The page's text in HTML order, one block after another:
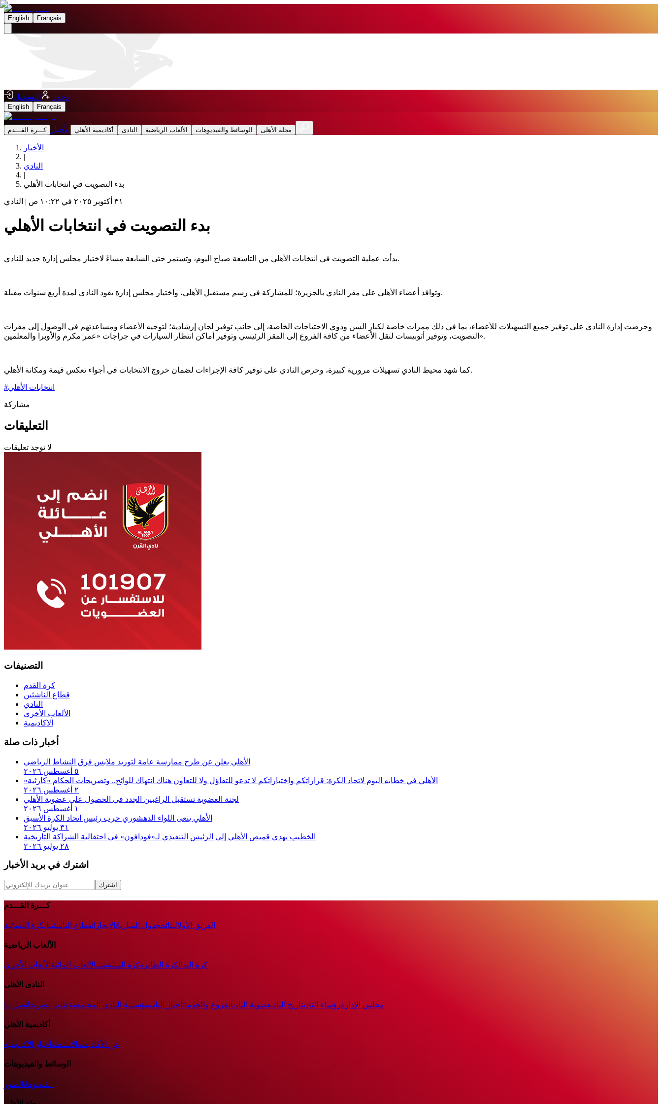
English Français
دخول التسجيل
English Français
كـــرة القـــدم الأخبار أكاديمية الأهلي النادى الألعاب الرياضية الوسائط والفيديوهات مجلة الأهلى
الأخبار
|
النادي
|
بدء التصويت في انتخابات الأهلي
٣١ أكتوبر ٢٠٢٥ في ١٠:٢٢ ص | النادي
بدء التصويت في انتخابات الأهلي
بدأت عملية التصويت في انتخابات الأهلي من التاسعة صباح اليوم، وتستمر حتى السابعة مساءً لاختيار مجلس إدارة جديد للنادي.
وتوافد أعضاء الأهلي على مقر النادي بالجزيرة؛ للمشاركة في رسم مستقبل الأهلي، واختيار مجلس إدارة يقود النادي لمدة أربع سنوات مقبلة.
وحرصت إدارة النادي على توفير جميع التسهيلات للأعضاء، بما في ذلك ممرات خاصة لكبار السن وذوي الاحتياجات الخاصة، إلى جانب توفير لجان إرشادية؛ لتوجيه الأعضاء ومساعدتهم في الوصول إلى مقرات
التصويت، وتوفير أتوبيسات لنقل الأعضاء من كافة الفروع إلى المقر الرئيسي وتوفير أماكن انتظار السيارات في جراجات «عمر مكرم والأوبرا والمعلمين».
كما شهد محيط النادي تسهيلات مرورية كبيرة، وحرص النادي على توفير كافة الإجراءات لضمان خروج الانتخابات في أجواء تعكس قيمة ومكانة الأهلي.
#انتخابات الأهلي
مشاركة
التعليقات
لا توجد تعليقات
التصنيفات
كرة القدم
قطاع الناشئين
النادي
الألعاب الأخرى
الاكاديمية
أخبار ذات صلة
الأهلي يعلن عن طرح ممارسة عامة لتوريد ملابس فرق النشاط الرياضي
٥ أغسطس ٢٠٢٦
الأهلي في خطابه اليوم لاتحاد الكرة:‏ قراراتكم واختياراتكم لا تدعو للتفاؤل ولا للتعاون هناك انتهاك للوائح.. وتصريحات الحكام «كارثية»‏
٢ أغسطس ٢٠٢٦
لجنة العضوية تستقبل الراغبين الجدد في الحصول على عضوية الأهلي
١ أغسطس ٢٠٢٦
الأهلي ينعى اللواء الدهشوري حرب رئيس اتحاد الكرة الأسبق
٣١ يوليو ٢٠٢٦
الخطيب يهدي قميص الأهلي إلى الرئيس التنفيذي لـ«فودافون» في احتفالية الشراكة التاريخية
٢٨ يوليو ٢٠٢٦
اشترك في بريد الأخبار
اشترك
كـــرة القـــدم
الفريق الأولالنتائججدول المبارياتالإنجازاتقطاع الناشئينالكرة النسائية
الألعاب الرياضية
كرة اليد الكرة الطائرةكرة السلةتنسالألعاب المائية الألعاب الأخرى
النادى الأهلى
مجلس الإدارةرؤساء النادىتاريخ النادىعضوية النادىالفروع والخدماتأخبار الناديمؤسسة النادي المجتمعيةطلب تصريحاتصل بنا
أكاديمية الأهلي
عن الأكاديمية الأنشطة أخبار الأكاديمية
الوسائط والفيديوهات
الفيديوهاتالصور